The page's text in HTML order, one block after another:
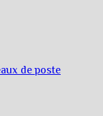
de poste